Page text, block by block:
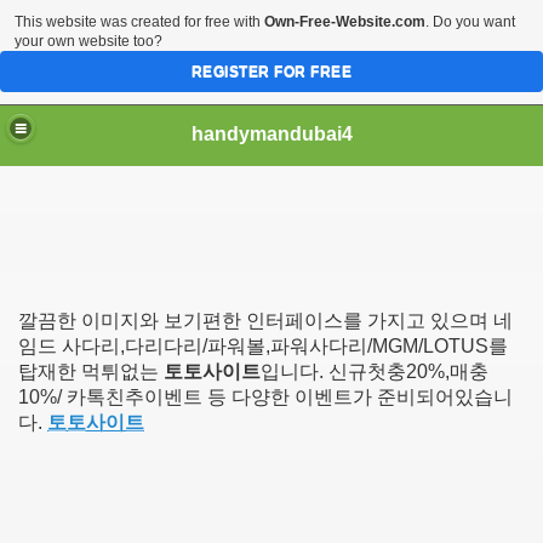
handymandubai4
깔끔한 이미지와 보기편한 인터페이스를 가지고 있으며 네
임드 사다리,다리다리/파워볼,파워사다리/MGM/LOTUS를
탑재한 먹튀없는 토토사이트입니다. 신규첫충20%,매충
10%/ 카톡친추이벤트 등 다양한 이벤트가 준비되어있습니
다. 토토사이트
This website was created for free with Own-Free-Website.com. Do you want
your own website too?
REGISTER FOR FREE